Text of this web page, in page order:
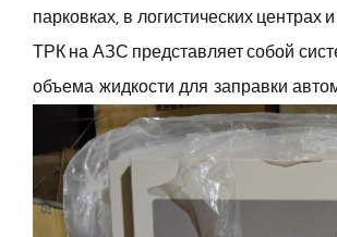
О нас
Скачать
Контакт
парковках, в логистических центрах
ТРК на АЗС представляет собой
объема жидкости для заправки